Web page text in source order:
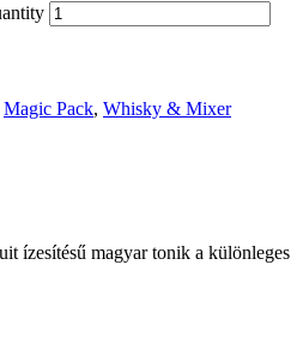
Magic Pack, Whisky & Mixer
ízesítésű magyar tonik a különleges